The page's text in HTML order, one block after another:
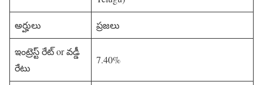
అర్హులు ప్రజలు
ఇంట్రెస్ట్ రేట్ or వడ్డీ
రేటు
7.40%